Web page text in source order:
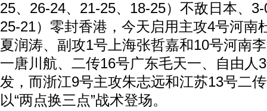
25、26-24、21-25、18-25）不敌日本、
25-21）零封香港，今天启用主攻4号河南
夏润涛、副攻1号上海张哲嘉和10号河南
一唐川航、二传16号广东毛天一、自由人
发，而浙江9号主攻朱志远和江苏13号二
以“两点换三点”战术登场。